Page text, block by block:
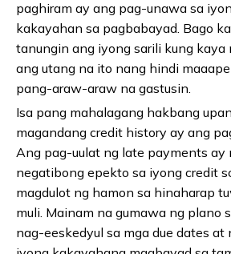
paghiram ay ang pag-unawa sa
kakayahan sa pagbabayad. Bago
tanungin ang iyong sarili kung kaya
ang utang na ito nang hindi
pang-araw-araw na gastusin.
Isa pang mahalagang hakbang
magandang credit history ay ang
Ang pag-uulat ng late payments ay
negatibong epekto sa iyong credit
magdulot ng hamon sa hinaharap
muli. Mainam na gumawa ng plano
nag-eeskedyul sa mga due dates at